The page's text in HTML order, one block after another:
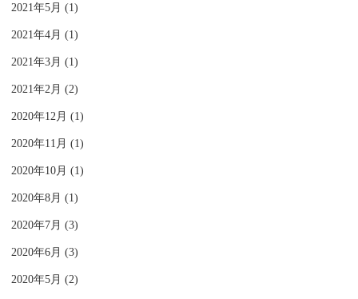
2021年5月 (1)
2021年4月 (1)
2021年3月 (1)
2021年2月 (2)
2020年12月 (1)
2020年11月 (1)
2020年10月 (1)
2020年8月 (1)
2020年7月 (3)
2020年6月 (3)
2020年5月 (2)